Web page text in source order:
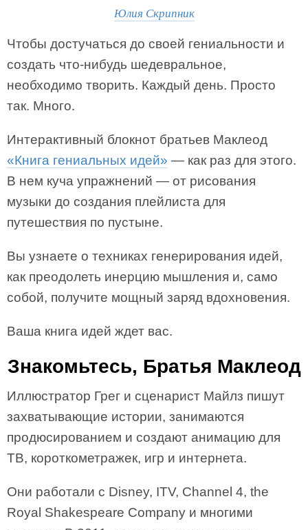
Юлия Скрипник
Чтобы достучаться до своей гениальности и
создать что-нибудь шедевральное,
необходимо творить. Каждый день. Просто
так. Много.
Интерактивный блокнот братьев Маклеод
«Книга гениальных идей» — как раз для этого.
В нем куча упражнений — от рисования
музыки до создания плейлиста для
путешествия по пустыне.
Вы узнаете о техниках генерирования идей,
как преодолеть инерцию мышления и, само
собой, получите мощный заряд вдохновения.
Ваша книга идей ждет вас.
Знакомьтесь, Братья Маклеод
Иллюстратор Грег и сценарист Майлз пишут
захватывающие истории, занимаются
продюсированием и создают анимацию для
ТВ, короткометражек, игр и интернета.
Они работали с Disney, ITV, Channel 4, the
Royal Shakespeare Company и многими